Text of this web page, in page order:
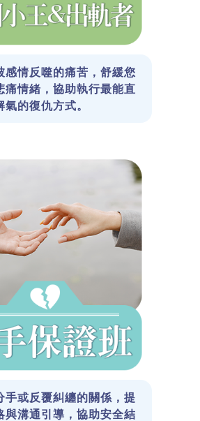
感情反噬的痛苦，舒緩您
痛情緒，協助執行最能直
的復仇方式。
手或反覆糾纏的關係，提
與溝通引導，協助安全結